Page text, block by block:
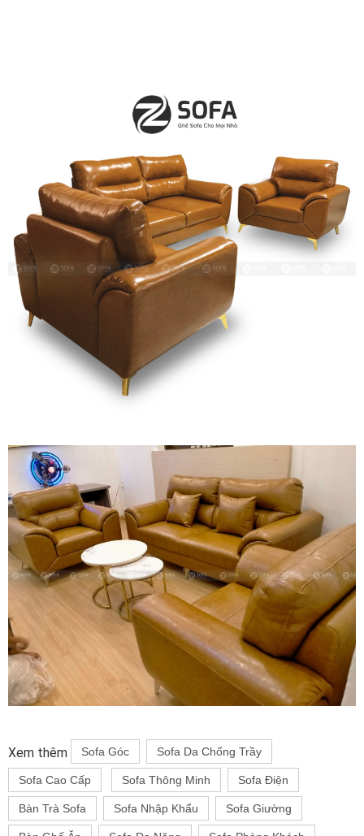
Xem thêm Sofa Góc Sofa Da Chống Trầy
Sofa Cao Cấp Sofa Thông Minh Sofa Điện
Bàn Trà Sofa Sofa Nhập Khẩu Sofa Giường